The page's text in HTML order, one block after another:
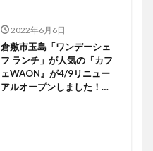
2022年6月6日
倉敷市玉島「ワンデーシェ
フ ランチ」が人気の『カフ
ェWAON』が4/9リニュー
アルオープンしました！